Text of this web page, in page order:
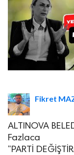
Asayiş
Fikret
ALTINOVA
Fazlaca
“PARTİ